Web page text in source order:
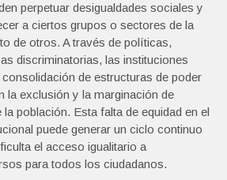
perpetuar desigualdades sociales y
a ciertos grupos o sectores de la
de otros. A través de políticas,
discriminatorias, las instituciones
de estructuras de poder
la exclusión y la marginación de
población. Esta falta de equidad en el
puede generar un ciclo continuo
el acceso igualitario a
para todos los ciudadanos.